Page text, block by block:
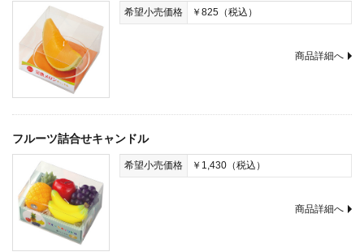
希望小売価格 ￥825（税込）
商品詳細へ
フルーツ詰合せキャンドル
希望小売価格 ￥1,430（税込）
商品詳細へ